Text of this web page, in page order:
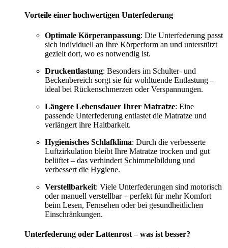
Vorteile einer hochwertigen Unterfederung
Optimale Körperanpassung: Die Unterfederung passt
sich individuell an Ihre Körperform an und unterstützt
gezielt dort, wo es notwendig ist.
Druckentlastung: Besonders im Schulter- und
Beckenbereich sorgt sie für wohltuende Entlastung –
ideal bei Rückenschmerzen oder Verspannungen.
Längere Lebensdauer Ihrer Matratze: Eine
passende Unterfederung entlastet die Matratze und
verlängert ihre Haltbarkeit.
Hygienisches Schlafklima: Durch die verbesserte
Luftzirkulation bleibt Ihre Matratze trocken und gut
belüftet – das verhindert Schimmelbildung und
verbessert die Hygiene.
Verstellbarkeit: Viele Unterfederungen sind motorisch
oder manuell verstellbar – perfekt für mehr Komfort
beim Lesen, Fernsehen oder bei gesundheitlichen
Einschränkungen.
Unterfederung oder Lattenrost – was ist besser?